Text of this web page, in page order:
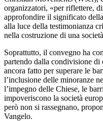
organizzatori, «per riflettere,
approfondire il significato
alla luce della testimonianza
nella costruzione di una
Soprattutto, il convegno ha
partendo dalla condivisione di
ancora fatto per superare le
l’inclusione delle minoranze
l’impegno delle Chiese, le
impoveriscono la società
però non si rassegnano,
Vangelo.